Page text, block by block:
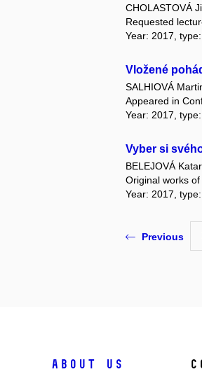
CHOLASTOVÁ
Requested
Year: 2017,
Vložené
SALHIOVÁ
Appeared in
Year: 2017,
Vyber si
BELEJOVÁ
Original works
Year: 2017,
Previous
About us